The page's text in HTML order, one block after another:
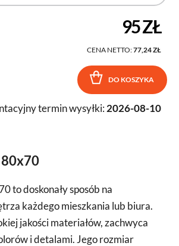
95 ZŁ
CENA NETTO:77,24 ZŁ
DO KOSZYKA
termin wysyłki: 2026-08-10
to doskonały sposób na
każdego mieszkania lub biura.
jakości materiałów, zachwyca
i detalami. Jego rozmiar